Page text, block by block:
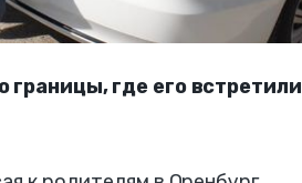
где его встретили